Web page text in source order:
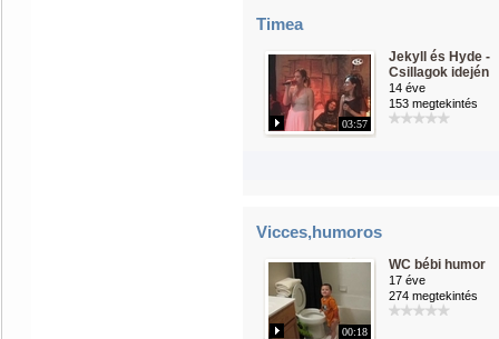
Timea
03:57
Jekyll és Hyde -
Csillagok idején
14 éve
153 megtekintés
Vicces,humoros
00:18
WC bébi humor
17 éve
274 megtekintés